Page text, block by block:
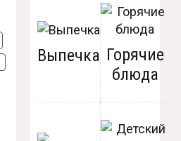
Выпечка Горячие
блюда